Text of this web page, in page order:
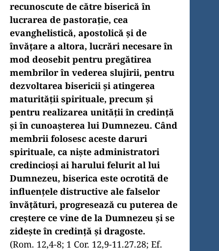
recunoscute de către biserică în
lucrarea de pastoraţie, cea
evanghelistică, apostolică şi de
învăţare a altora, lucrări necesare în
mod deose­bit pentru pregătirea
membrilor în vederea slujirii, pentru
dezvoltarea bisericii şi atingerea
maturităţii spirituale, precum şi
pentru realizarea unităţii în credinţă
şi în cunoaşterea lui Dumnezeu. Când
membrii folosesc aceste daruri
spirituale, ca nişte administratori
credincioşi ai harului felurit al lui
Dumnezeu, biserica este ocrotită de
influenţele distructive ale falselor
învăţături, progresează cu puterea de
creştere ce vine de la Dumnezeu şi se
zideşte în credinţă şi dragoste.
(Rom. 12,4-8; 1 Cor. 12,9-11.27.28; Ef.